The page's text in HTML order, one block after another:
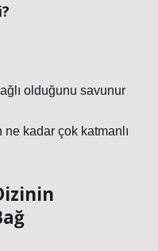
olduğunu savunur
ne kadar çok katmanlı